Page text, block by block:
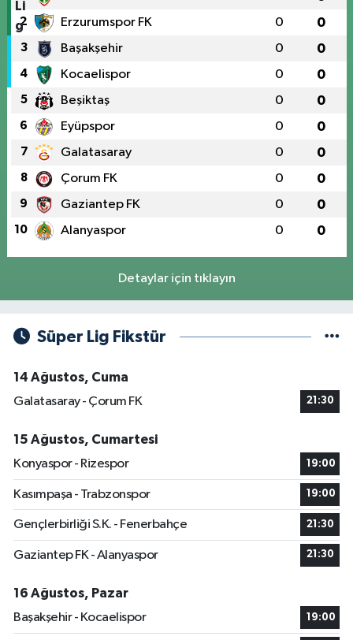
2 Erzurumspor FK 0 0
3 Başakşehir 0 0
4 Kocaelispor 0 0
5 Beşiktaş 0 0
6 Eyüpspor 0 0
7 Galatasaray 0 0
8 Çorum FK 0 0
9 Gaziantep FK 0 0
10 Alanyaspor 0 0
Detaylar için tıklayın
Süper Lig Fikstür
14 Ağustos, Cuma
Galatasaray - Çorum FK
21:30
15 Ağustos, Cumartesi
Konyaspor - Rizespor
19:00
Kasımpaşa - Trabzonspor 19:00
Gençlerbirliği S.K. - Fenerbahçe 21:30
Gaziantep FK - Alanyaspor 21:30
16 Ağustos, Pazar
Başakşehir - Kocaelispor
19:00